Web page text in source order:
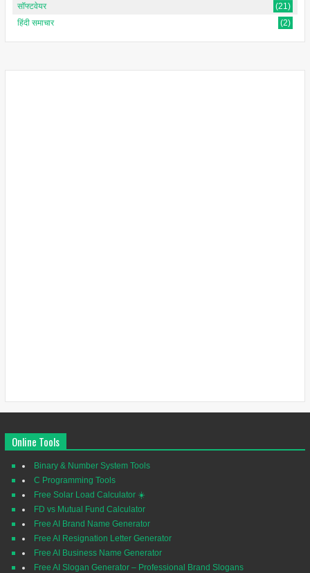
सॉफ्टवेयर
(21)
हिंदी समाचार
(2)
Online Tools
Binary & Number System Tools
C Programming Tools
Free Solar Load Calculator ☀️
FD vs Mutual Fund Calculator
Free AI Brand Name Generator
Free AI Resignation Letter Generator
Free AI Business Name Generator
Free AI Slogan Generator – Professional Brand Slogans